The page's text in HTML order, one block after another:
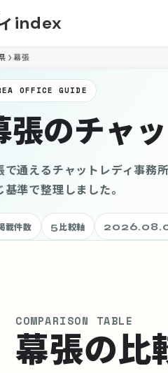
index
幕張
OFFICE GUIDE
張のチャ
で通えるチャットレディ事務
基準で整理しました。
載件数 5比較軸
COMPARISON TABLE
幕張の比